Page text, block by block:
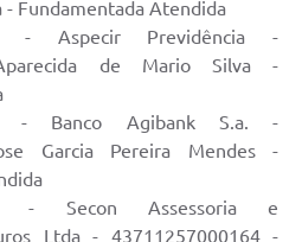
- Fundamentada Atendida
- Aspecir Previdência -
de Mario Silva -
- Banco Agibank S.a. -
Garcia Pereira Mendes -
- Secon Assessoria e
Ltda - 43711257000164 -